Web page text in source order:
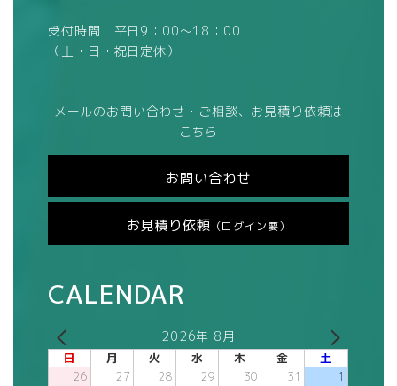
受付時間 平日9：00～18：00
（土・日・祝日定休）
メールのお問い合わせ・ご相談、お見積り依頼は
こちら
お問い合わせ
お見積り依頼 （ログイン要）
CALENDAR
2026年 8月
日 月 火 水 木 金 土
26 27 28 29 30 31 1